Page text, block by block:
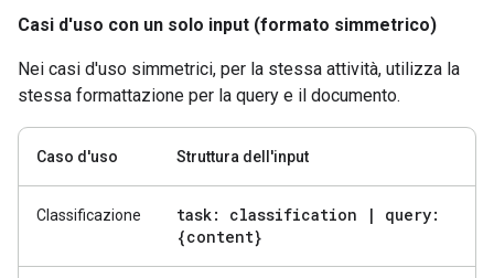
Casi d'uso con un solo input (formato simmetrico)
Nei casi d'uso simmetrici, per la stessa attività, utilizza la
stessa formattazione per la query e il documento.
Caso d'uso Struttura dell'input
Classificazione task: classification |
query:
{content}